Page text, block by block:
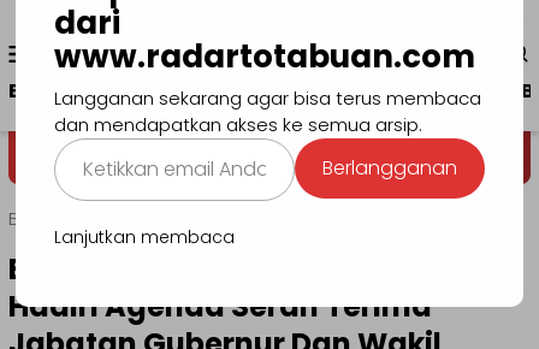
Menu
Mobile
www.radartotabuan.com
Beranda Kotamobagu Bolmong Boltim
Dega' Niondon Selamat Datang di
Beranda
Bupati Dan Wakil Bupati Bolsel
Hadiri Agenda Serah Terima
dari
www.radartotabuan.com
Langganan sekarang agar bisa terus membaca
dan mendapatkan akses ke semua arsip.
Ketikkan
email
Anda...
Berlangganan
Lanjutkan membaca